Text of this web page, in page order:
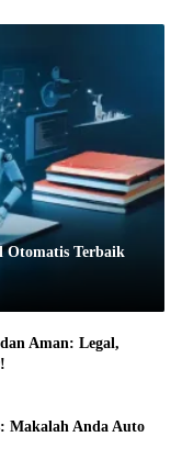
Otomatis Terbaik
Aman: Legal,
Makalah Anda Auto